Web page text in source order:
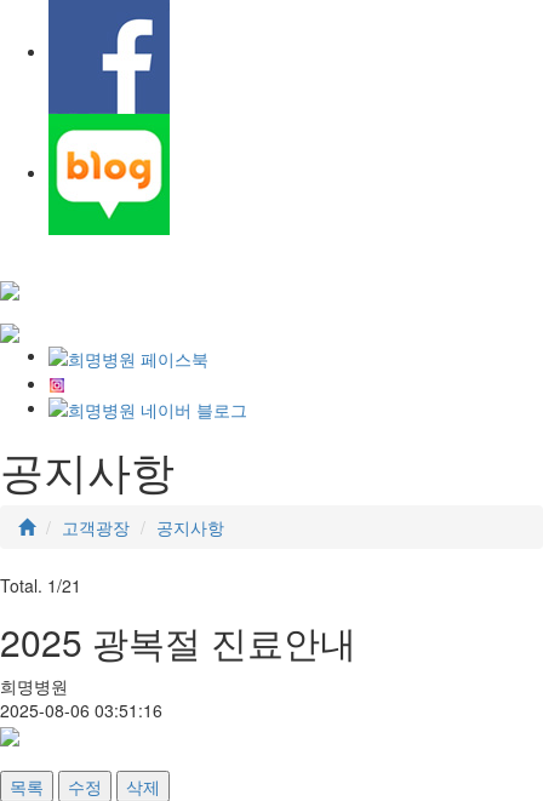
공지사항
고객광장 공지사항
Total. 1/21
2025 광복절 진료안내
희명병원
2025-08-06 03:51:16
목록 수정
삭제